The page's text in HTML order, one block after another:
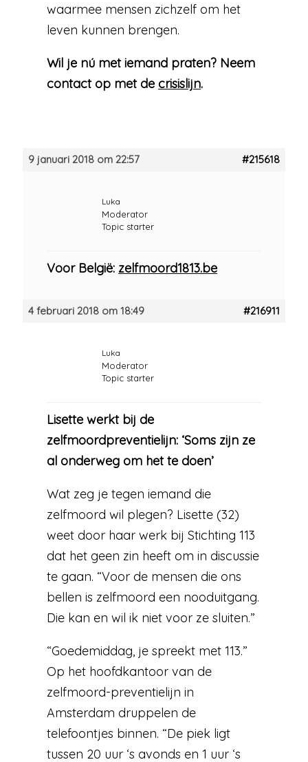
waarmee mensen zichzelf om het
leven kunnen brengen.
Wil je nú met iemand praten? Neem
contact op met decrisislijn.
9 januari 2018 om 22:57 #215618
Luka
Moderator
Topic starter
Voor België: zelfmoord1813.be
4 februari 2018 om 18:49 #216911
Luka
Moderator
Topic starter
Lisette werkt bij de
zelfmoordpreventielijn: ‘Soms zijn ze
al onderweg om het te doen’
Wat zeg je tegen iemand die
zelfmoord wil plegen? Lisette (32)
weet door haar werk bij Stichting 113
dat het geen zin heeft om in discussie
te gaan. “Voor de mensen die ons
bellen is zelfmoord een nooduitgang.
Die kan en wil ik niet voor ze sluiten.”
“Goedemiddag, je spreekt met 113.”
Op het hoofdkantoor van de
zelfmoord-preventielijn in
Amsterdam druppelen de
telefoontjes binnen. “De piek ligt
tussen 20 uur ‘s avonds en 1 uur ‘s